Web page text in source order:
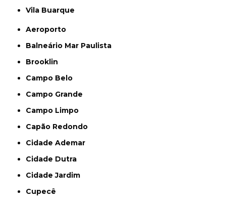
Vila Buarque
Aeroporto
Balneário Mar Paulista
Brooklin
Campo Belo
Campo Grande
Campo Limpo
Capão Redondo
Cidade Ademar
Cidade Dutra
Cidade Jardim
Cupecê